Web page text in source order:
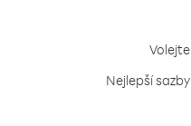
Nejlepší